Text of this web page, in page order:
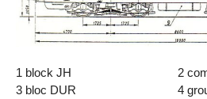
1 block JH
2
3 bloc DUR
4